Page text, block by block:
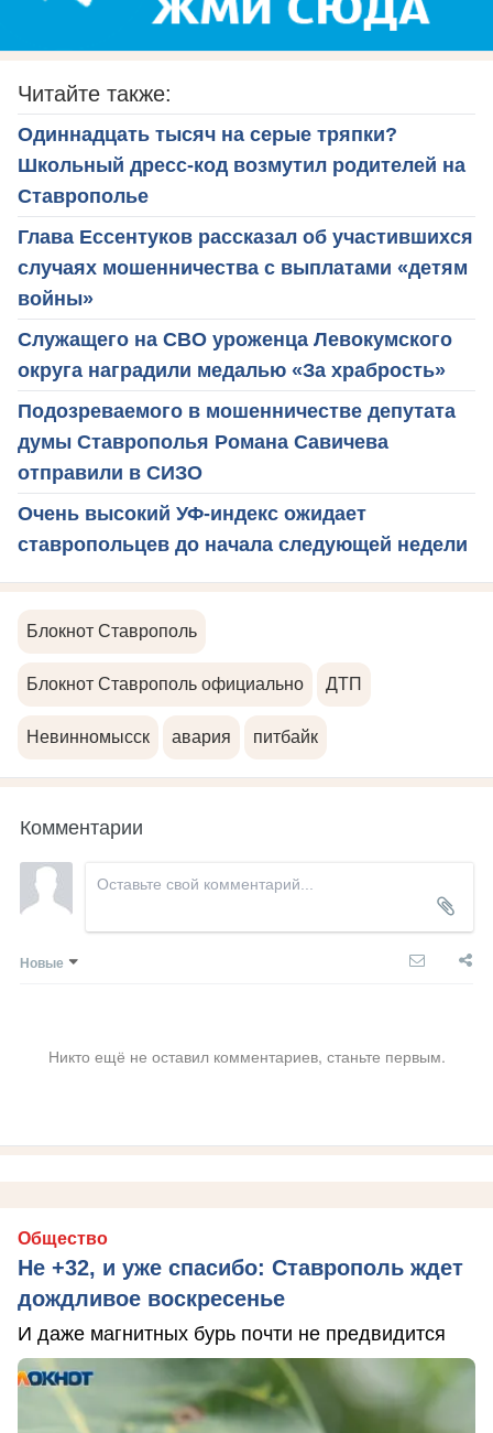
Читайте также:
Одиннадцать тысяч на серые тряпки?
Школьный дресс-код возмутил родителей на
Ставрополье
Глава Ессентуков рассказал об участившихся
случаях мошенничества с выплатами «детям
войны»
Служащего на СВО уроженца Левокумского
округа наградили медалью «За храбрость»
Подозреваемого в мошенничестве депутата
думы Ставрополья Романа Савичева
отправили в СИЗО
Очень высокий УФ-индекс ожидает
ставропольцев до начала следующей недели
Блокнот Ставрополь
Блокнот Ставрополь официально ДТП
Невинномысск авария питбайк
Комментарии
Новые
Никто ещё не оставил комментариев, станьте первым.
Общество
Не +32, и уже спасибо: Ставрополь ждет
дождливое воскресенье
И даже магнитных бурь почти не предвидится